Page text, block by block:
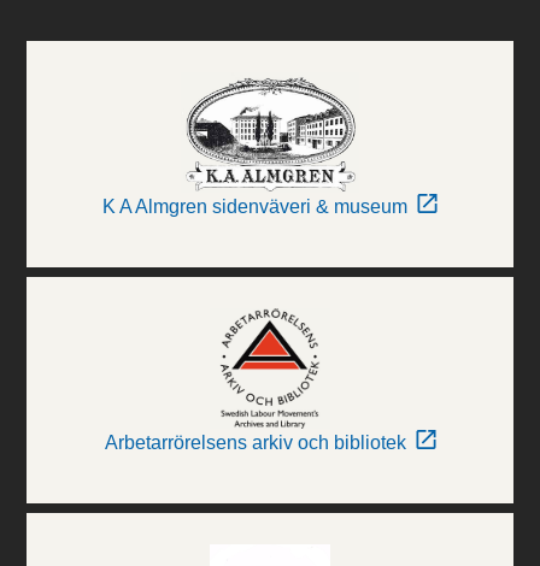
K A Almgren sidenväveri & museum
Arbetarrörelsens arkiv och bibliotek